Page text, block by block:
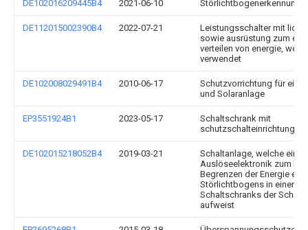
DE102016209445B4 2021-06-10
DE112015002390B4 2022-07-21
Leistungsschalter mit
sowie ausrüstung zum
verteilen von energie,
verwendet
DE102008029491B4 2010-06-17
Schutzvorrichtung für eine
und Solaranlage
EP3551924B1 2023-05-17
Schaltschrank mit
schutzschalteinrichtung
DE102015218052B4 2019-03-21
Schaltanlage, welche eine
Auslöseelektronik zum
Begrenzen der Energie
Störlichtbogens in einem
Schaltschranks der
aufweist